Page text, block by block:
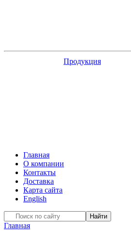
Продукция
Главная
О компании
Контакты
Доставка
Карта сайта
English
Главная